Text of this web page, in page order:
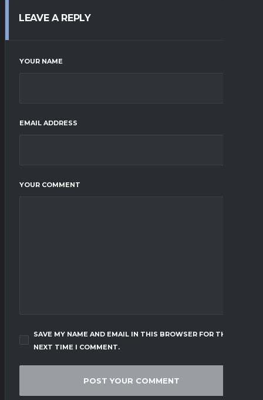
LEAVE A REPLY
YOUR NAME
EMAIL ADDRESS
YOUR COMMENT
SAVE MY NAME AND EMAIL IN THIS BROWSER FOR THE
NEXT TIME I COMMENT.